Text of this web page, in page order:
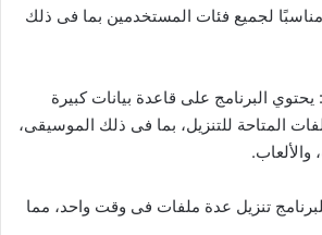
مناسبًا لجميع فئات المستخدمين بما فى ذلك
: يحتوي البرنامج على قاعدة بيانات كبيرة
المتاحة للتنزيل، بما فى ذلك الموسيقى،
والألعاب.
تنزيل عدة ملفات فى وقت واحد، مما